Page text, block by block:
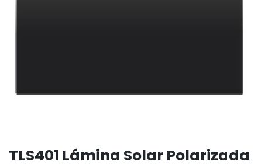
TLS401 Lámina Solar Polarizada